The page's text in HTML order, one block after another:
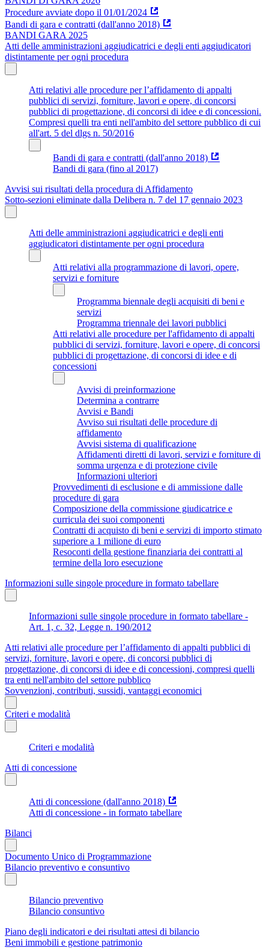
Procedure avviate dopo il 01/01/2024
Bandi di gara e contratti (dall'anno 2018)
BANDI GARA 2025
Atti delle amministrazioni aggiudicatrici e degli enti aggiudicatori
distintamente per ogni procedura
Atti relativi alle procedure per l’affidamento di appalti
pubblici di servizi, forniture, lavori e opere, di concorsi
pubblici di progettazione, di concorsi di idee e di concessioni.
Compresi quelli tra enti nell'ambito del settore pubblico di cui
all'art. 5 del dlgs n. 50/2016
Bandi di gara e contratti (dall'anno 2018)
Bandi di gara (fino al 2017)
Avvisi sui risultati della procedura di Affidamento
Sotto-sezioni eliminate dalla Delibera n. 7 del 17 gennaio 2023
Atti delle amministrazioni aggiudicatrici e degli enti
aggiudicatori distintamente per ogni procedura
Atti relativi alla programmazione di lavori, opere,
servizi e forniture
Programma biennale degli acquisiti di beni e
servizi
Programma triennale dei lavori pubblici
Atti relativi alle procedure per l'affidamento di appalti
pubblici di servizi, forniture, lavori e opere, di concorsi
pubblici di progettazione, di concorsi di idee e di
concessioni
Avvisi di preinformazione
Determina a contrarre
Avvisi e Bandi
Avviso sui risultati delle procedure di
affidamento
Avvisi sistema di qualificazione
Affidamenti diretti di lavori, servizi e forniture di
somma urgenza e di protezione civile
Informazioni ulteriori
Provvedimenti di esclusione e di ammissione dalle
procedure di gara
Composizione della commissione giudicatrice e
curricula dei suoi componenti
Contratti di acquisto di beni e servizi di importo stimato
superiore a 1 milione di euro
Resoconti della gestione finanziaria dei contratti al
termine della loro esecuzione
Informazioni sulle singole procedure in formato tabellare
Informazioni sulle singole procedure in formato tabellare -
Art. 1, c. 32, Legge n. 190/2012
Atti relativi alle procedure per l’affidamento di appalti pubblici di
servizi, forniture, lavori e opere, di concorsi pubblici di
progettazione, di concorsi di idee e di concessioni, compresi quelli
tra enti nell'ambito del settore pubblico
Sovvenzioni, contributi, sussidi, vantaggi economici
Criteri e modalità
Criteri e modalità
Atti di concessione
Atti di concessione (dall'anno 2018)
Atti di concessione - in formato tabellare
Bilanci
Documento Unico di Programmazione
Bilancio preventivo e consuntivo
Bilancio preventivo
Bilancio consuntivo
Piano degli indicatori e dei risultati attesi di bilancio
Beni immobili e gestione patrimonio